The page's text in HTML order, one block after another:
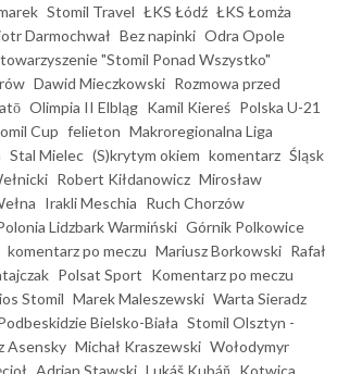
Stomil Travel ŁKS Łódź ŁKS Łomża
Darmochwał Bez napinki Odra Opole
"Stomil Ponad Wszystko"
Dawid Mieczkowski Rozmowa przed
Olimpia II Elbląg Kamil Kiereś Polska U-21
Cup felieton Makroregionalna Liga
Stal Mielec (S)krytym okiem komentarz Śląsk
Robert Kiłdanowicz Mirosław
Irakli Meschia Ruch Chorzów
Lidzbark Warmiński Górnik Polkowice
komentarz po meczu Mariusz Borkowski Rafał
Polsat Sport Komentarz po meczu
Stomil Marek Maleszewski Warta Sieradz
Bielsko-Biała Stomil Olsztyn -
Asensky Michał Kraszewski Wołodymyr
Adrian Stawski Lukáš Kubáň Kotwica